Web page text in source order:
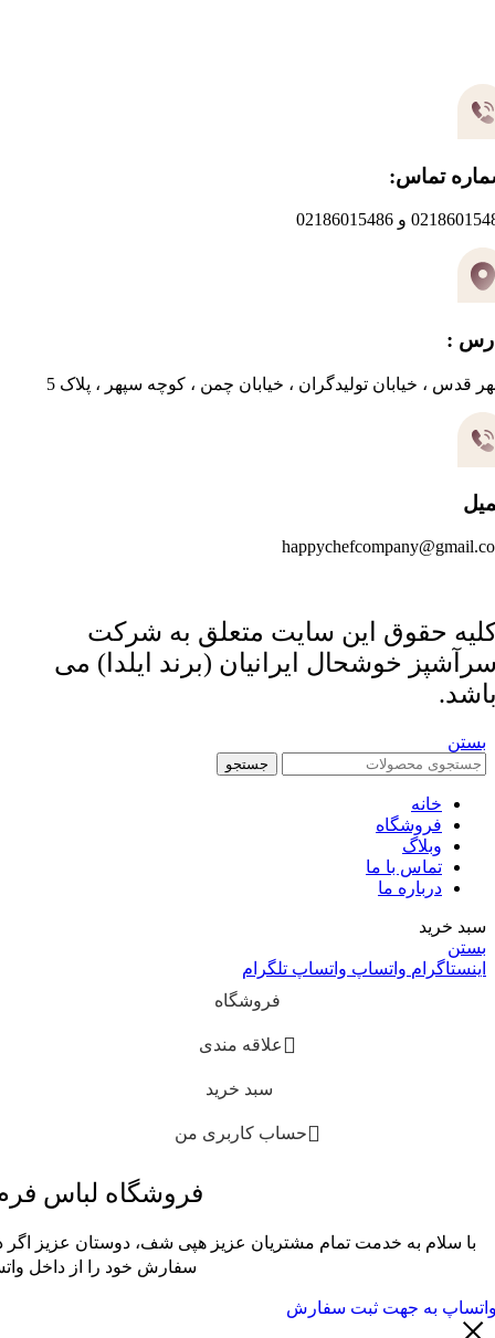
تماس:
و 02186015486
:
قدس ، خیابان تولیدگران ، خیابان چمن ، کوچه سپهر ، پلاک 5
حقوق این سایت متعلق به شرکت
خوشحال ایرانیان (برند ایلدا) می
بستن
جستجو
خانه
فروشگاه
وبلاگ
تماس با ما
درباره ما
سبد خرید
بستن
اینستاگرام واتساپ واتساپ تلگرام
فروشگاه
علاقه مندی
سبد خرید
حساب کاربری من
فروشگاه لباس
با سلام به خدمت تمام مشتریان عزیز هپی شف، دوستان عزیز اگر
سفارش خود را از داخل
به جهت ثبت سفارش